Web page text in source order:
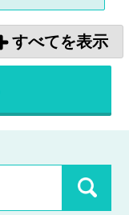
すべてを表示